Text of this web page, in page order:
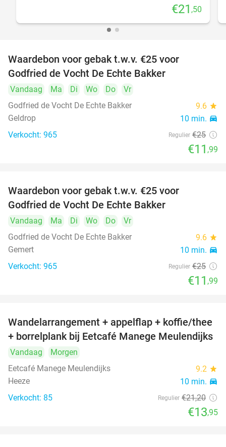
€21 ,50
Waardebon voor gebak t.w.v. €25 voor
Godfried de Vocht De Echte Bakker
Vandaag Ma Di Wo Do
Vr
Godfried de Vocht De Echte Bakker
9.6 star
Geldrop 10 min. directions_car
Verkocht: 965 Regulier €25
€11 ,99
Waardebon voor gebak t.w.v. €25 voor
Godfried de Vocht De Echte Bakker
Vandaag Ma Di Wo Do
Vr
Godfried de Vocht De Echte Bakker
9.6 star
Gemert 10 min. directions_car
Verkocht: 965 Regulier €25
€11 ,99
34%
Wandelarrangement + appelflap + koffie/thee
+ borrelplank bij Eetcafé Manege Meulendijks
Vandaag
Morgen
Eetcafé Manege Meulendijks
9.2 star
Heeze 10 min. directions_car
Verkocht: 85 Regulier €21,20
€13,95